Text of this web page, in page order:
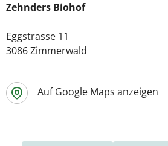
Zehnders Biohof
Eggstrasse 11
3086 Zimmerwald
Auf Google Maps anzeigen